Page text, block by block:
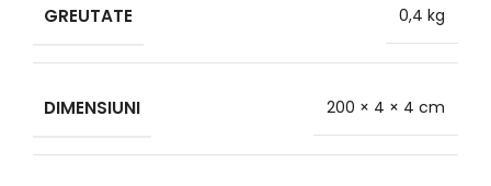
GREUTATE 0,4 kg
DIMENSIUNI 200 × 4 × 4 cm